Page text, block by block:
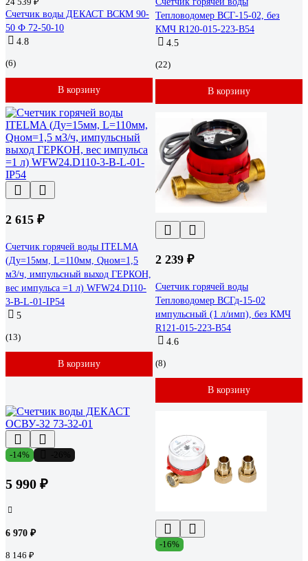
Счетчик воды ДЕКАСТ ВСКМ 90-
50 Ф 72-50-10
4.8
(6)
В корзину
Тепловодомер ВСГ-15-02, без
КМЧ R120-015-223-B54
4.5
(22)
В корзину
2 615 ₽
Счетчик горячей воды ITELMA
(Ду=15мм, L=110мм, Qном=1,5
м3/ч, импульсный выход ГЕРКОН,
вес импульса =1 л) WFW24.D110-
3-B-L-01-IP54
5
(13)
В корзину
2 239 ₽
Счетчик горячей воды
Тепловодомер ВСГд-15-02
импульсный (1 л/имп), без КМЧ
R121-015-223-B54
4.6
(8)
В корзину
-14%
5 990 ₽
6 970 ₽
8 146 ₽
-16%